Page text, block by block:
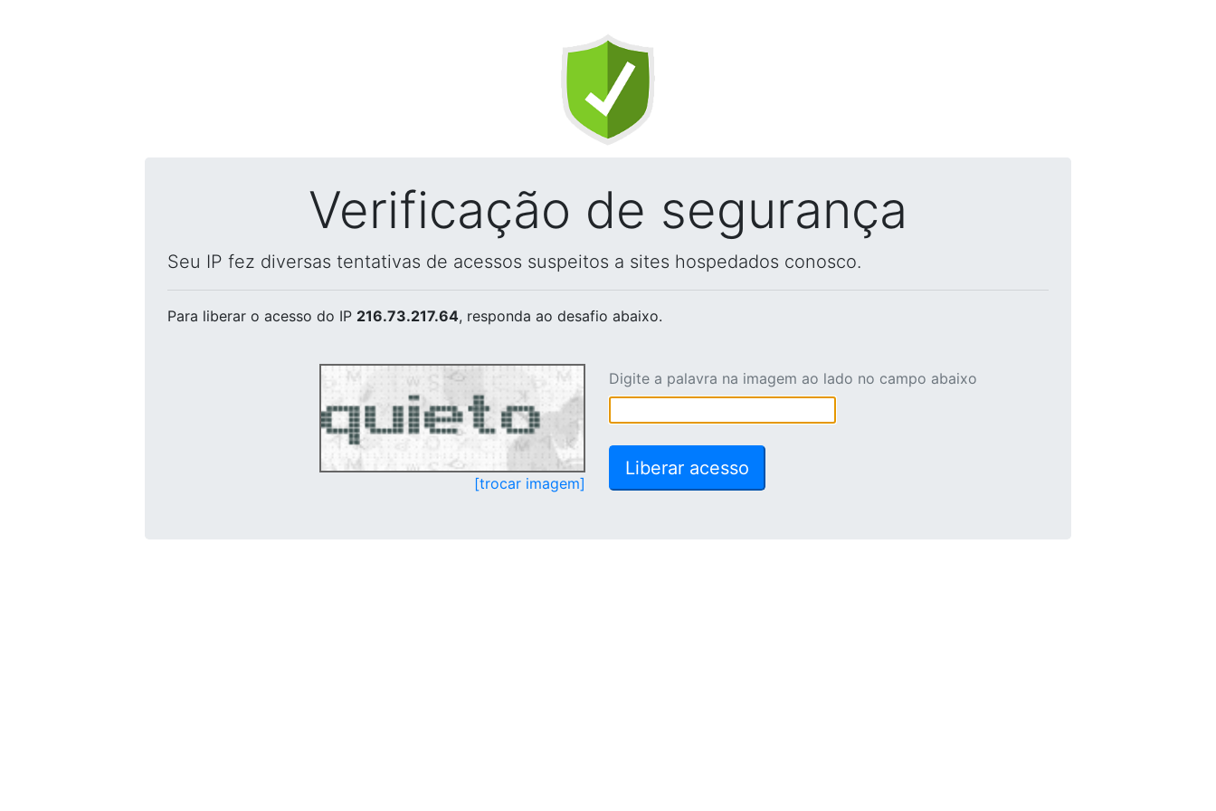
Verificação de segurança
Seu IP fez diversas tentativas de acessos suspeitos a sites hospedados conosco.
Para liberar o acesso do IP 216.73.217.64, responda ao desafio abaixo.
[trocar imagem]
Digite a palavra na imagem ao lado no campo abaixo